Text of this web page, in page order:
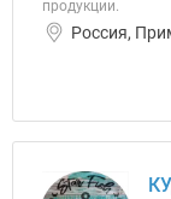
продукции.
Россия,